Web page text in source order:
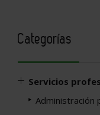
Categorías
Servicios
Administración